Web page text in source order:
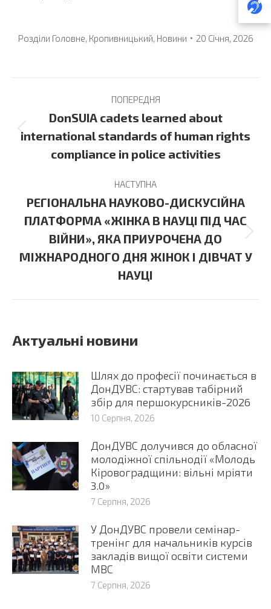
Розділи Головне, Кропивницький, Новини 20 Січня, 2026
navigation
ПОПЕРЕДНЯ
Previous
post:
DonSUIA cadets learned about
international standards of human rights
compliance in police activities
НАСТУПНА
Next
post:
РЕГІОНАЛЬНА НАУКОВО-ДИСКУСІЙНА
ПЛАТФОРМА «ЖІНКА В НАУЦІ ПІД ЧАС
ВІЙНИ», ЯКА ПРИУРОЧЕНА ДО
МІЖНАРОДНОГО ДНЯ ЖІНОК І ДІВЧАТ У
НАУЦІ
Актуальні новини
Шлях до професії починається в
ДонДУВС: стартував табірний
збір для першокурсників-2026
10 Серпня, 2026
ДонДУВС долучився до обласної
молодіжної спільнодії «Молодь
Кіровоградщини: вільні мріяти
3.0»
7 Серпня, 2026
У ДонДУВС провели семінар-
тренінг для начальників курсів
закладів вищої освіти системи
МВС
7 Серпня, 2026